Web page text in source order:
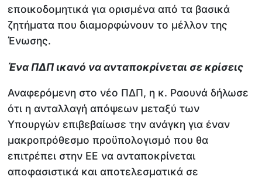
εποικοδομητικά για ορισμένα από τα βασικά
ζητήματα που διαμορφώνουν το μέλλον της
Ένωσης.
Ένα ΠΔΠ ικανό να ανταποκρίνεται σε κρίσεις
Αναφερόμενη στο νέο ΠΔΠ, η κ. Ραουνά δήλωσε
ότι η ανταλλαγή απόψεων μεταξύ των
Υπουργών επιβεβαίωσε την ανάγκη για έναν
μακροπρόθεσμο προϋπολογισμό που θα
επιτρέπει στην ΕΕ να ανταποκρίνεται
αποφασιστικά και αποτελεσματικά σε